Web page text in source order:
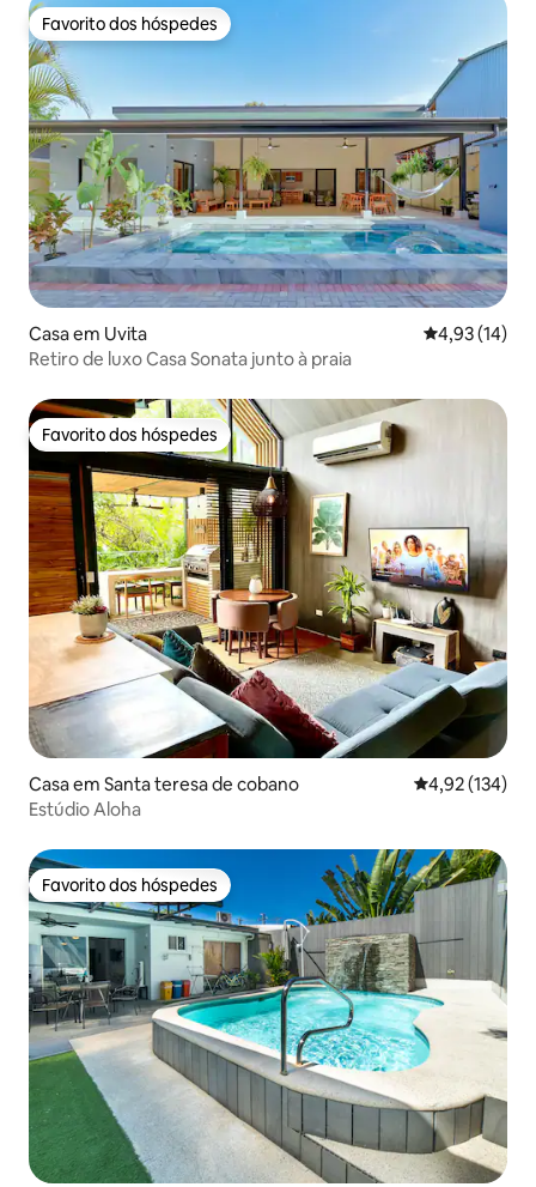
Favorito dos hóspedes
Favorito dos hóspedes
Casa em Uvita Classificação
4,93 (14)
Retiro de luxo Casa Sonata junto à praia
Favorito dos hóspedes
Favorito dos hóspedes
Casa em Santa teresa de cobano Classificação
4,92 (134)
Estúdio Aloha
Favorito dos hóspedes
Favorito dos hóspedes